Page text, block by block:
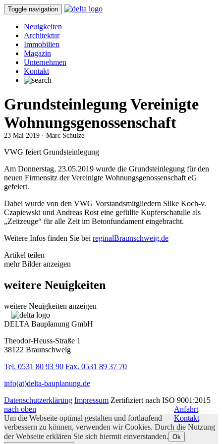
Toggle navigation
Neuigkeiten
Architektur
Immobilien
Magazin
Unternehmen
Kontakt
Grundsteinlegung Vereinigte
Wohnungsgenossenschaft
23 Mai 2019 · Marc Schulze
VWG feiert Grundsteinlegung
Am Donnerstag, 23.05.2019 wurde die Grundsteinlegung für den
neuen Firmensitz der Vereinigte Wohnungsgenossenschaft eG
gefeiert.
Dabei wurde von den VWG Vorstandsmitgliedern Silke Koch-v.
Czapiewski und Andreas Rost eine gefüllte Kupferschatulle als
„Zeitzeuge“ für alle Zeit im Betonfundament eingebracht.
Weitere Infos finden Sie bei reginalBraunschweig.de
Artikel teilen
mehr Bilder anzeigen
weitere Neuigkeiten
weitere Neuigkeiten anzeigen
DELTA Bauplanung GmbH
Theodor-Heuss-Straße 1
38122 Braunschweig
Tel. 0531 80 93 90 Fax. 0531 89 37 70
info(at)delta-bauplanung.de
Datenschutzerklärung Impressum Zertifiziert nach ISO 9001:2015
Anfahrt
Kontakt
nach oben
Um die Webseite optimal gestalten und fortlaufend
verbessern zu können, verwenden wir Cookies. Durch die Nutzung
der Webseite erklären Sie sich hiermit einverstanden. Ok